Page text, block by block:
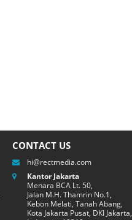
CONTACT US
hi@rectmedia.com
Kantor Jakarta
Menara BCA Lt. 50,
Jalan M.H. Thamrin No.1,
Kebon Melati, Tanah Abang,
Kota Jakarta Pusat, DKI Jakarta,